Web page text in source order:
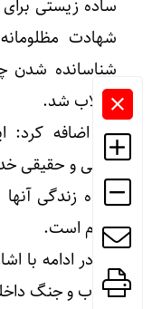
ساده زیستی
شهادت
شناسانده شدن
انقلاب شد.
واقعی و حقیقی
ساده زندگی
مردم است.
وی در ادامه با
آشوب و جنگ